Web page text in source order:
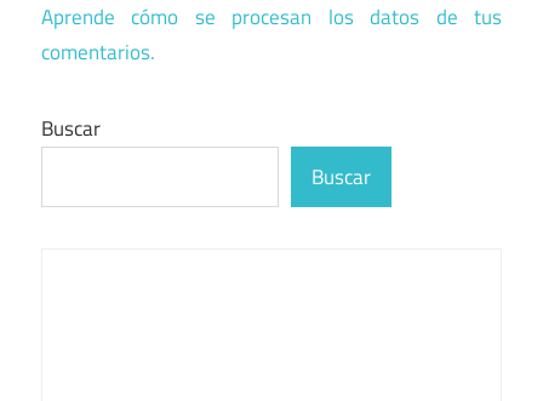
Aprende cómo se procesan los datos de tus
comentarios.
Buscar
Buscar